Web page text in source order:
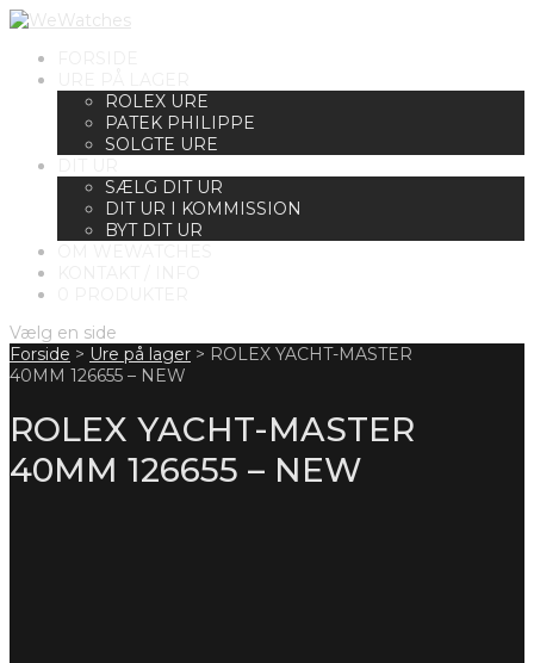
ROLEX URE
PATEK PHILIPPE
SOLGTE URE
SÆLG DIT UR
DIT UR I KOMMISSION
BYT DIT UR
Vælg en side
Forside > Ure på lager > ROLEX YACHT-MASTER
40MM 126655 – NEW
ROLEX YACHT-MASTER
40MM 126655 – NEW